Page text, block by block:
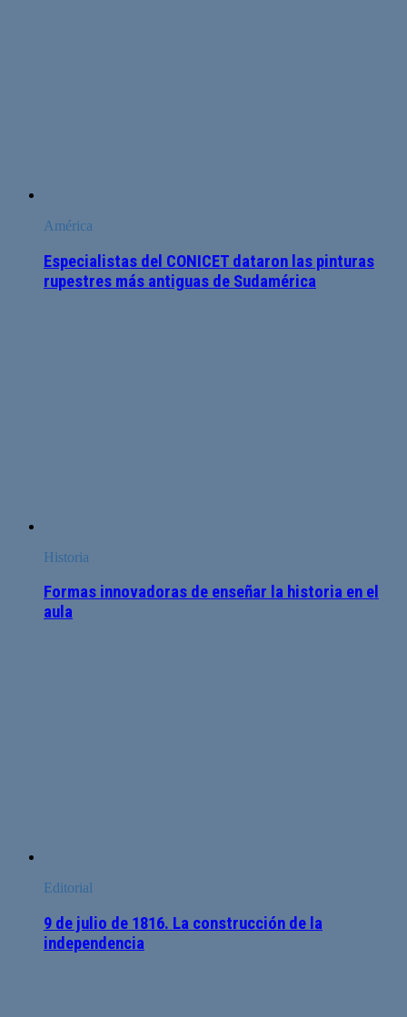
América
Especialistas del CONICET dataron las pinturas
rupestres más antiguas de Sudamérica
Historia
Formas innovadoras de enseñar la historia en el
aula
Editorial
9 de julio de 1816. La construcción de la
independencia